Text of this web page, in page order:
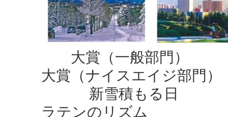
大賞（
大賞（ナイス
新雪
ラテンのリズム